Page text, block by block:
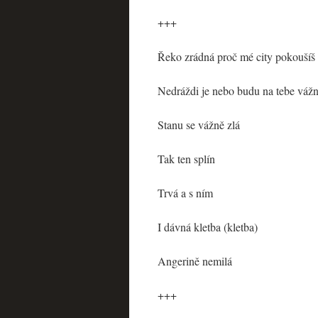
+++
Řeko zrádná proč mé city pokoušíš
Nedráždi je nebo budu na tebe
Stanu se vážně zlá
Tak ten splín
Trvá a s ním
I dávná kletba (kletba)
Angerině nemilá
+++